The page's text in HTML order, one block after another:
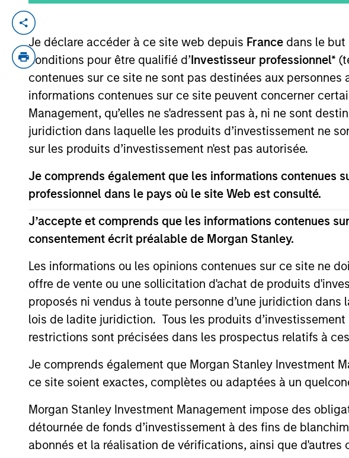
Je déclare accéder à ce site web depuis France dans le but
conditions pour être qualifié d’Investisseur professionnel*
contenues sur ce site ne sont pas destinées aux
informations contenues sur ce site peuvent concerner
Management, qu’elles ne s'adressent pas à, ni ne sont
juridiction dans laquelle les produits d’investissement ne
sur les produits d’investissement n'est pas autorisée.
Je comprends également que les informations contenues
professionnel dans le pays où le site Web est consulté.
J’accepte et comprends que les informations contenues
consentement écrit préalable de Morgan Stanley.
Les informations ou les opinions contenues sur ce site ne
offre de vente ou une sollicitation d'achat de produits
proposés ni vendus à toute personne d’une juridiction
lois de ladite juridiction. Tous les produits
restrictions sont précisées dans les prospectus relatifs à
Je comprends également que Morgan Stanley Investment
ce site soient exactes, complètes ou adaptées à un
Morgan Stanley Investment Management impose des
détournée de fonds d’investissement à des fins de
abonnés et la réalisation de vérifications, ainsi que
current role, he was an Investment Banking Analyst in
responsible for financial analysis and deal execution on
in J.P. Morgan’s Investment Banking Division covering
Statistics from Columbia University.
Team Insights
ALTS IN FOCUS
Private Credit 2026 Midyear
Outlook
We believe the current market
environment is becoming more favorable
power improves and financing demand
accelerates, driven by cyclical and
ALTS IN FOCUS
Private
refinancing
private credit
preserve
capture the
markets. Learn
Credit outlook.